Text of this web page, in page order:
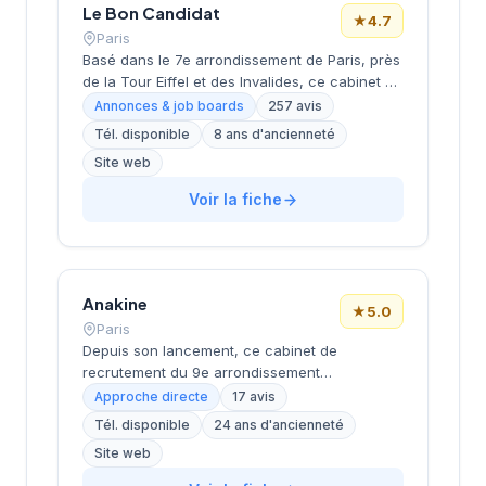
Le Bon Candidat
Paris
★4.7
Basé dans le 7e arrondissement de Paris, près
de la Tour Eiffel et des Invalides, ce cabinet de
recrutement bénéficie d'une localisation
prestigieuse au cœur de la capitale. Installé
rue de Bellechasse, il accompagne les
entreprises dans leurs recrutements avec une
approche personnalisée. La structure affiche
une excellente réputation auprès de sa
prestations de conseil en recrutement.
Annonces & job boards
257 avis
Tél. disponible
8 ans d'ancienneté
Site web
Voir la fiche
Anakine
Paris
★5.0
Depuis son lancement, ce cabinet de
recrutement du 9e arrondissement
accompagne les entreprises dans leurs
recherches de talents, avec une approche
centrée sur les métiers du digital et de la tech.
Basée rue de Clichy dans le quartier Opéra-
Grands Boulevards, la structure développe
Approche directe
17 avis
Tél. disponible
24 ans d'ancienneté
Site web